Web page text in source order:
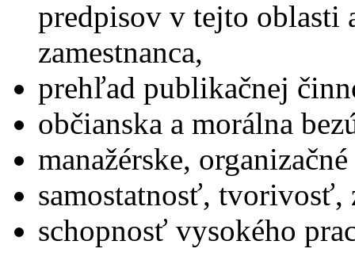
predpisov v tejto oblasti
zamestnanca,
prehľad publikačnej
občianska a morálna
manažérske,
samostatnosť, tvorivosť,
schopnosť vysokého